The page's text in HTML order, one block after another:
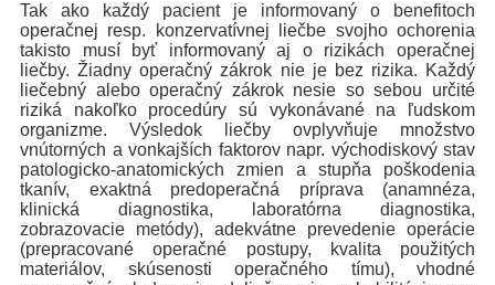
Tak ako každý pacient je informovaný o benefitoch
operačnej resp. konzervatívnej liečbe svojho ochorenia
takisto musí byť informovaný aj o rizikách operačnej
liečby. Žiadny operačný zákrok nie je bez rizika. Každý
liečebný alebo operačný zákrok nesie so sebou určité
riziká nakoľko procedúry sú vykonávané na ľudskom
organizme. Výsledok liečby ovplyvňuje množstvo
vnútorných a vonkajších faktorov napr. východiskový stav
patologicko-anatomických zmien a stupňa poškodenia
tkanív, exaktná predoperačná príprava (anamnéza,
klinická diagnostika, laboratórna diagnostika,
zobrazovacie metódy), adekvátne prevedenie operácie
(prepracované operačné postupy, kvalita použitých
materiálov, skúsenosti operačného tímu), vhodné